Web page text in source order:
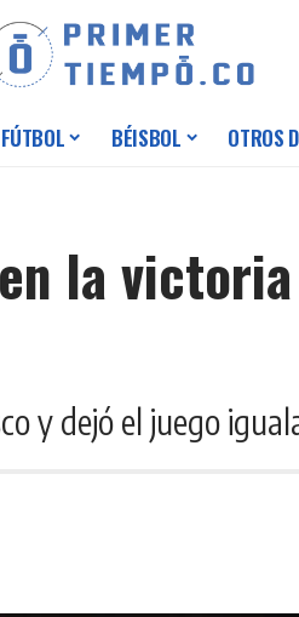
FÚTBOL BÉISBOL OTROS
la
y dejó el juego